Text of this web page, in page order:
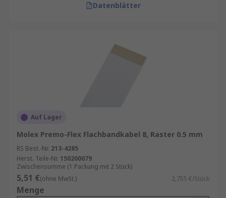
Datenblätter
Auf Lager
Molex Premo-Flex Flachbandkabel 8, Raster 0.5 mm
RS Best.-Nr. 213-4285
Herst. Teile-Nr. 150200079
Zwischensumme (1 Packung mit 2 Stück)
5,51 €(ohne MwSt.) 2,755 €/Stück
Menge